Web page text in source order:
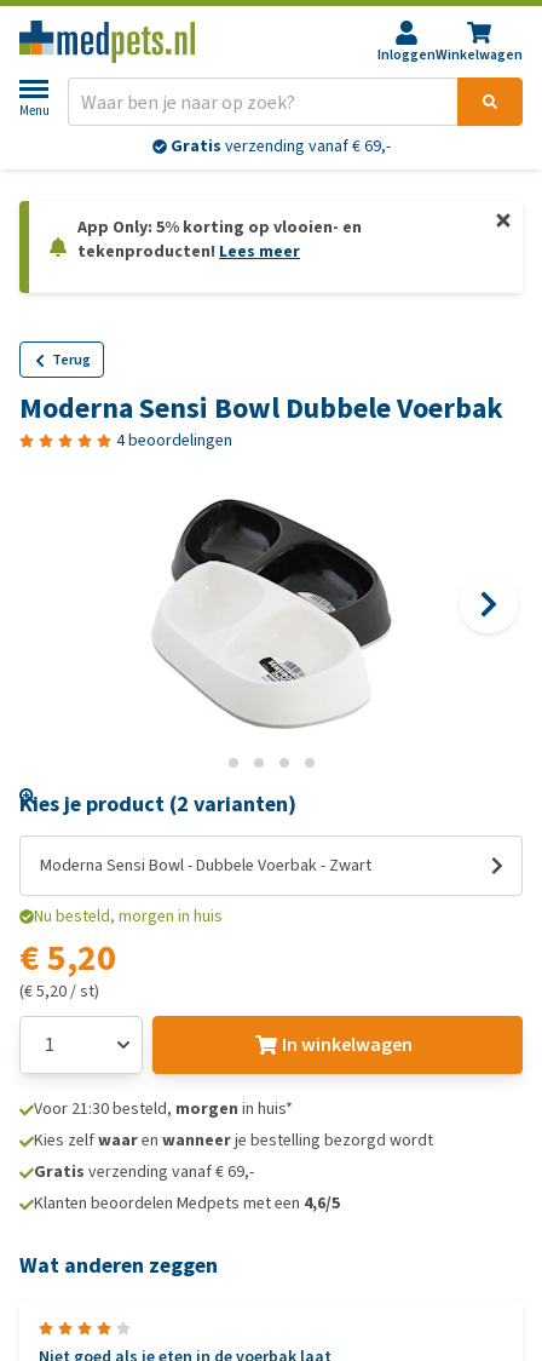
InloggenWinkelwagen
Menu
Gratis verzending vanaf € 69,-
App Only: 5% korting op vlooien- en
tekenproducten! Lees meer
Terug
Moderna Sensi Bowl Dubbele Voerbak
4 beoordelingen
Kies je product (2 varianten)
Moderna Sensi Bowl - Dubbele Voerbak - Zwart
Nu besteld, morgen in huis
€ 5,20
(€ 5,20 / st)
In winkelwagen
Voor 21:30 besteld, morgen in huis*
Kies zelfwaaren wanneerje bestelling bezorgd wordt
Gratis verzending vanaf € 69,-
Klanten beoordelen Medpets met een 4,6/5
Wat anderen zeggen